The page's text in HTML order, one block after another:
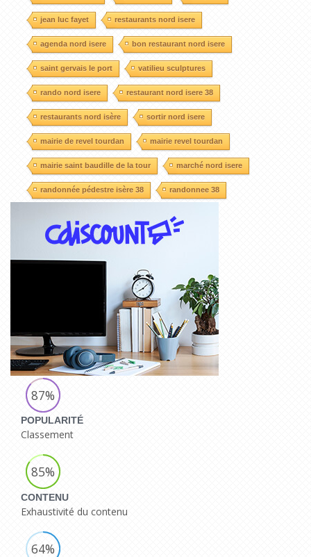
jean luc fayet restaurants nord isere
agenda nord isere bon restaurant nord isere
saint gervais le port vatilieu sculptures
rando nord isere restaurant nord isere 38
restaurants nord isère sortir nord isere
mairie de revel tourdan mairie revel tourdan
mairie saint baudille de la tour marché nord isere
randonnée pédestre isère 38 randonnee 38
87%
POPULARITÉ
Classement
85%
CONTENU
Exhaustivité du contenu
64%